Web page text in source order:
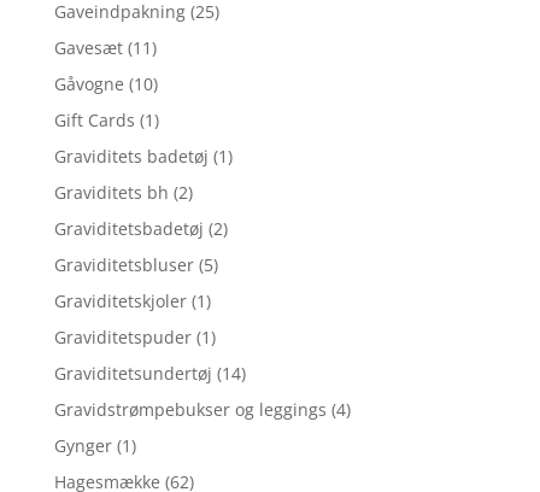
Gaveindpakning (25)
Gavesæt (11)
Gåvogne (10)
Gift Cards (1)
Graviditets badetøj (1)
Graviditets bh (2)
Graviditetsbadetøj (2)
Graviditetsbluser (5)
Graviditetskjoler (1)
Graviditetspuder (1)
Graviditetsundertøj (14)
Gravidstrømpebukser og leggings (4)
Gynger (1)
Hagesmække (62)